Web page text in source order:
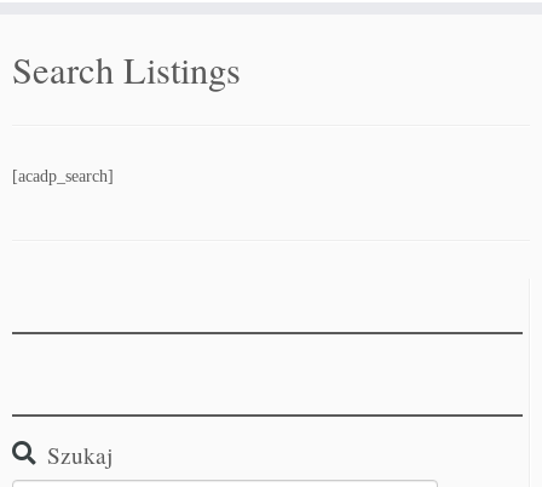
Search Listings
[acadp_search]
Szukaj